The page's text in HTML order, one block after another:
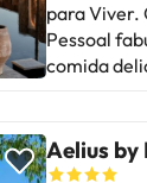
para Viver.
Pessoal
comida
de
Aelius by